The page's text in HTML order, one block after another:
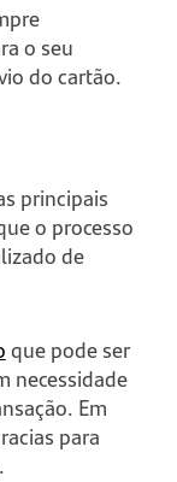
o seu
do cartão.
principais
o processo
de
que pode ser
necessidade
Em
para